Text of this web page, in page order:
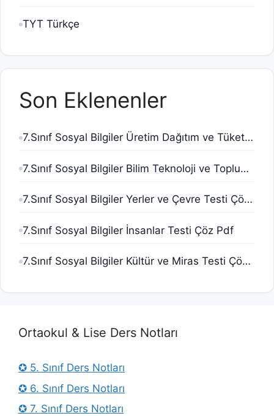
TYT Türkçe
Son Eklenenler
7.Sınıf Sosyal Bilgiler Üretim Dağıtım ve Tüketim Testi Çöz Pdf
7.Sınıf Sosyal Bilgiler Bilim Teknoloji ve Toplum Testi Çöz Pdf
7.Sınıf Sosyal Bilgiler Yerler ve Çevre Testi Çöz Pdf
7.Sınıf Sosyal Bilgiler İnsanlar Testi Çöz Pdf
7.Sınıf Sosyal Bilgiler Kültür ve Miras Testi Çöz Pdf
Ortaokul & Lise Ders Notları
✪ 5. Sınıf Ders Notları
✪ 6. Sınıf Ders Notları
✪ 7. Sınıf Ders Notları